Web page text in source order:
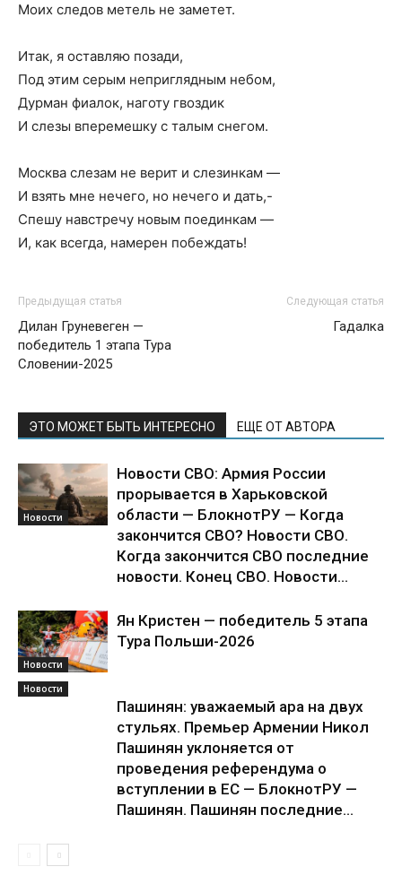
Моих следов метель не заметет.
Итак, я оставляю позади,
Под этим серым неприглядным небом,
Дурман фиалок, наготу гвоздик
И слезы вперемешку с талым снегом.
Москва слезам не верит и слезинкам —
И взять мне нечего, но нечего и дать,-
Спешу навстречу новым поединкам —
И, как всегда, намерен побеждать!
Предыдущая статья
Дилан Груневеген —
победитель 1 этапа Тура
Словении-2025
Следующая статья
Гадалка
ЭТО МОЖЕТ БЫТЬ ИНТЕРЕСНО ЕЩЕ ОТ АВТОРА
Новости
Новости СВО: Армия России
прорывается в Харьковской
области — БлокнотРУ — Когда
закончится СВО? Новости СВО.
Когда закончится СВО последние
новости. Конец СВО. Новости...
Новости
Ян Кристен — победитель 5 этапа
Тура Польши-2026
Новости
Пашинян: уважаемый ара на двух
стульях. Премьер Армении Никол
Пашинян уклоняется от
проведения референдума о
вступлении в ЕС — БлокнотРУ —
Пашинян. Пашинян последние...